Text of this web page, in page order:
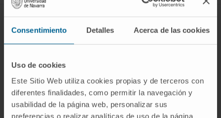
Consentimiento Detalles Acerca de las cookies
Uso de cookies
Este Sitio Web utiliza cookies propias y de terceros con
diferentes finalidades, como permitir la navegación y
usabilidad de la página web, personalizar sus
preferencias o realizar analíticas de uso de la página
Tipos de cáncer
Detección precoz
Apoyo al paciente